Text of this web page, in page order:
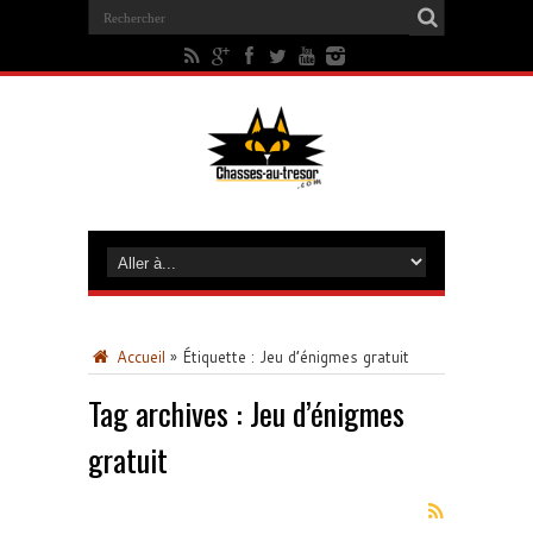
Accueil » Étiquette : Jeu d’énigmes gratuit
Tag archives : Jeu d’énigmes
gratuit